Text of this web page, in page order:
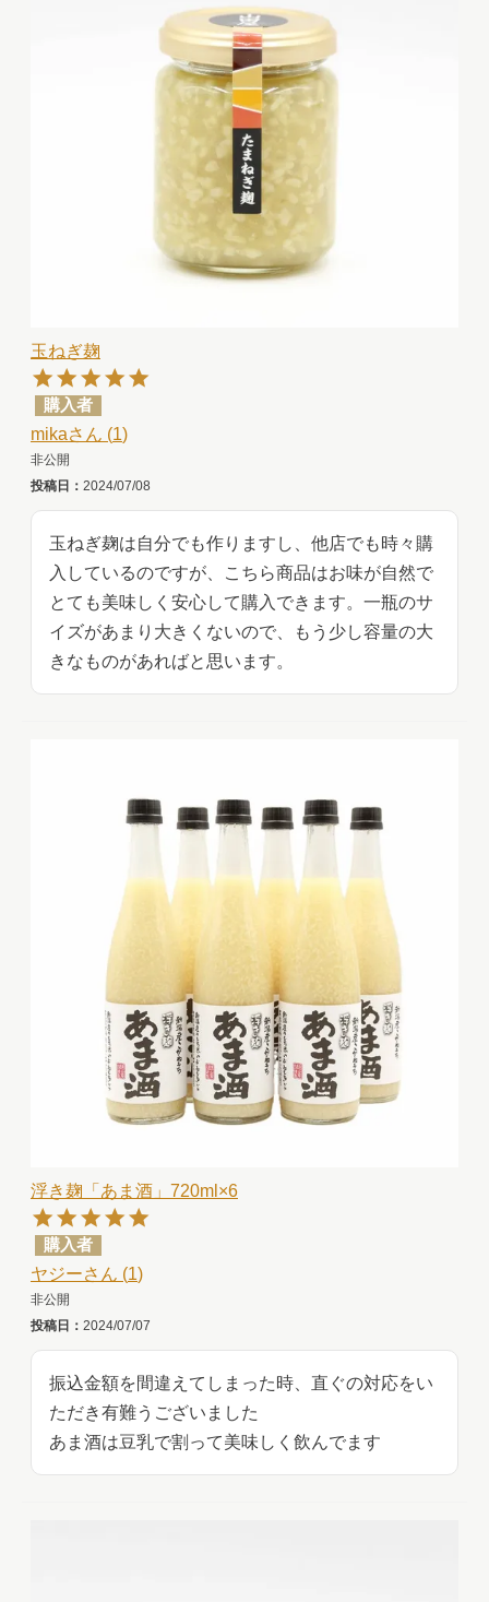
玉ねぎ麹
購入者
mika
1
非公開
投稿日
2024/07/08
玉ねぎ麹は自分でも作りますし、他店でも時々購
入しているのですが、こちら商品はお味が自然で
とても美味しく安心して購入できます。一瓶のサ
イズがあまり大きくないので、もう少し容量の大
きなものがあればと思います。
浮き麹「あま酒」720ml×6
購入者
ヤジー
1
非公開
投稿日
2024/07/07
振込金額を間違えてしまった時、直ぐの対応をい
ただき有難うございました
あま酒は豆乳で割って美味しく飲んでます